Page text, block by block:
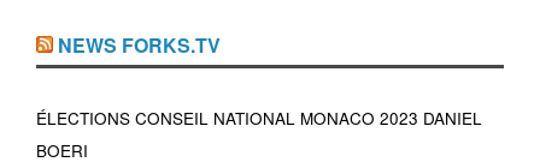
NEWS FORKS.TV
ÉLECTIONS CONSEIL NATIONAL MONACO 2023 DANIEL
BOERI